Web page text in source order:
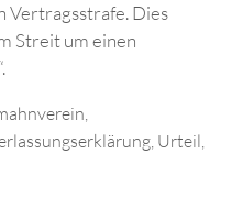
Vertragsstrafe. Dies
Streit um einen
,
, Urteil,